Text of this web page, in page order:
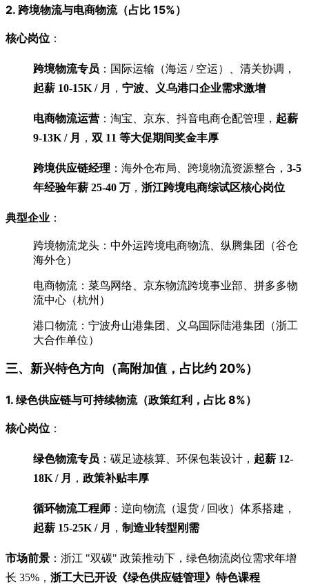
2. 跨境物流与电商物流（占比 15%）
核心岗位 ：
跨境物流专员 ：国际运输（海运 / 空运）、清关协调，
起薪 10-15K / 月
， 宁波、义乌港口企业需求激增
电商物流运营 ：淘宝、京东、抖音电商仓配管理， 起薪
9-13K / 月
， 双 11 等大促期间奖金丰厚
跨境供应链经理 ：海外仓布局、跨境物流资源整合， 3-5
年经验年薪 25-40 万 ， 浙江跨境电商综试区核心岗位
典型企业 ：
跨境物流龙头：中外运跨境电商物流、纵腾集团（谷仓
海外仓）
电商物流：菜鸟网络、京东物流跨境事业部、拼多多物
流中心（杭州）
港口物流：宁波舟山港集团、义乌国际陆港集团（浙工
大合作单位）
三、新兴特色方向（高附加值，占比约 20%）
1. 绿色供应链与可持续物流（政策红利，占比 8%）
核心岗位 ：
绿色物流专员 ：碳足迹核算、环保包装设计， 起薪 12-
18K / 月
， 政策补贴丰厚
循环物流工程师 ：逆向物流（退货 / 回收）体系搭建，
起薪 15-25K / 月
， 制造业转型刚需
市场前景 ：浙江 "双碳" 政策推动下，绿色物流岗位需求年增
长 35%， 浙工大已开设《绿色供应链管理》特色课程